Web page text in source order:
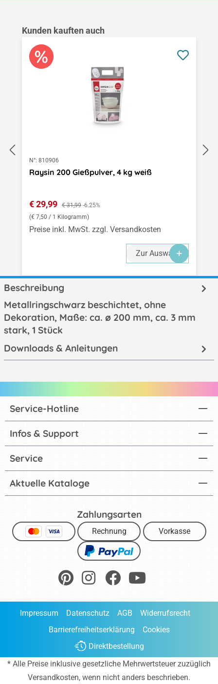
Produktgalerie überspringen
Kunden kauften auch
N°: 810906
Raysin 200 Gießpulver, 4 kg weiß
Verkaufspreis:
€ 29,99 Regulärer Preis:
€ 31,99 -6.25%
(€ 7,50 / 1 Kilogramm)
Preise inkl. MwSt. zzgl. Versandkosten
Zur Auswahl
Beschreibung
Metallringschwarz beschichtet, ohne
Dekoration, Maße: ca. ø 200 mm, ca. 3 mm
stark, 1 Stück
Downloads & Anleitungen
Aktuelle Kataloge
Service-Hotline
Infos & Support
Service
Zahlungsarten
Rechnung Vorkasse
Impressum Datenschutz AGB
Widerrufsrecht
Barrierefreiheitserklärung
Cookies
Direktbestellung
* Alle Preise inklusive gesetzliche Mehrwertsteuer zuzüglich
Versandkosten, wenn nicht anders beschrieben.